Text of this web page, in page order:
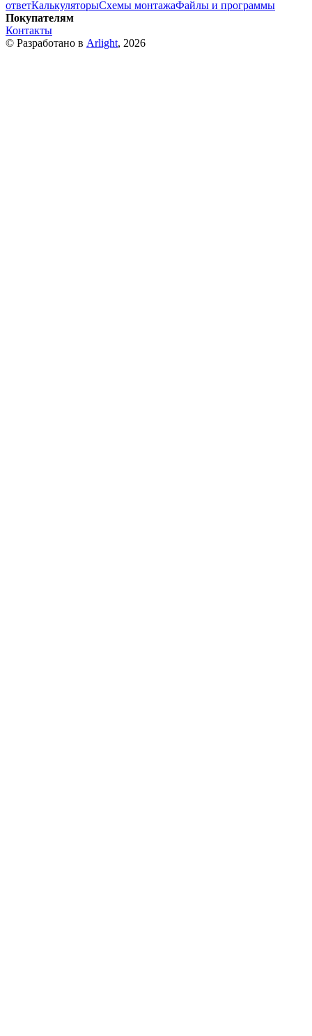
ответКалькуляторыСхемы монтажаФайлы и программы
Покупателям
Контакты
© Разработано в Arlight, 2026